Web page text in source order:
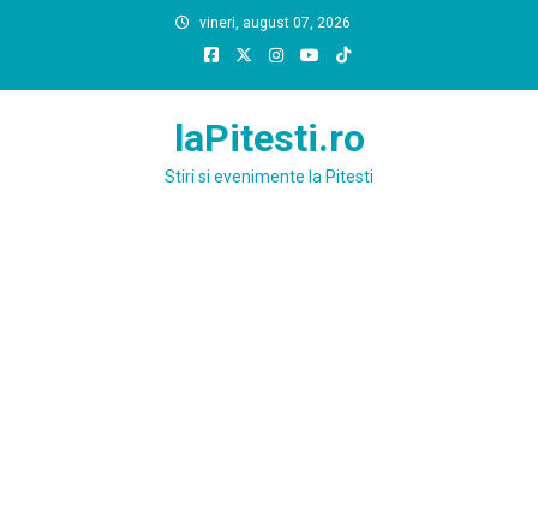
vineri, august 07, 2026
laPitesti.ro
Stiri si evenimente la Pitesti